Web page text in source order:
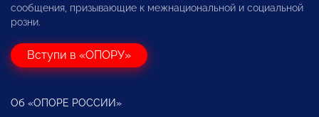
сообщения, призывающие к межнациональной и социальной
розни.
Вступи в «ОПОРУ»
Об «ОПОРЕ РОССИИ»